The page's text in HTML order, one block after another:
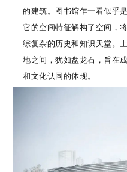
的建筑。图书馆乍一看似乎
它的空间特征解构了空间，
综复杂的历史和知识天堂。
地之间，犹如盘龙石，旨在
和文化认同的体现。